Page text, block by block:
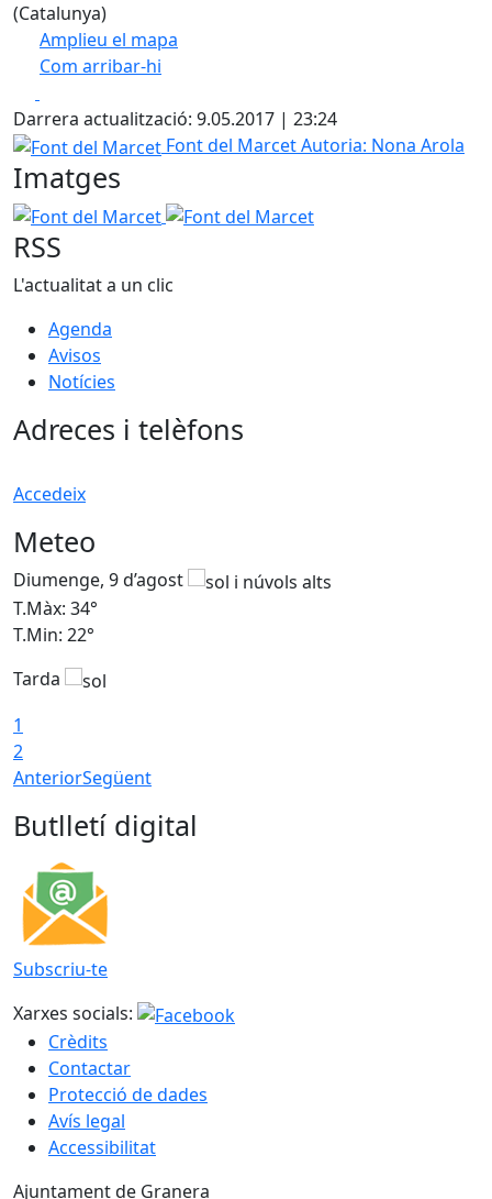
(Catalunya)
Amplieu el mapa
Com arribar-hi
+
−
Darrera actualització: 9.05.2017 | 23:24
Font del Marcet
Font del MarcetAutoria: Nona Arola
Imatges
Font del Marcet Font del Marcet
RSS
L'actualitat a un clic
Agenda
Avisos
Notícies
Adreces i telèfons
Accedeix
Meteo
Diumenge, 9 d’agost
T.Màx: 34°
T.Min: 22°
Tarda
1
2
AnteriorSegüent
Butlletí digital
Subscriu-te
Xarxes socials:
Crèdits
Contactar
Protecció de dades
Avís legal
Accessibilitat
Ajuntament de Granera